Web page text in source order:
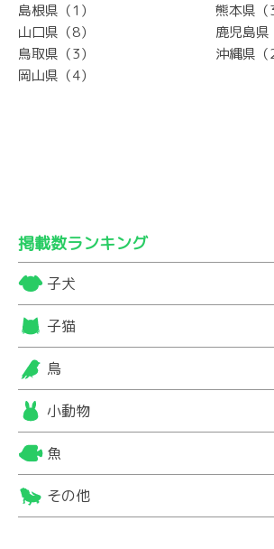
島根県（1）
山口県（8）
鳥取県（3）
岡山県（4）
熊本県（
鹿児島県
沖縄県（
掲載数ランキング
子犬
子猫
鳥
小動物
魚
その他